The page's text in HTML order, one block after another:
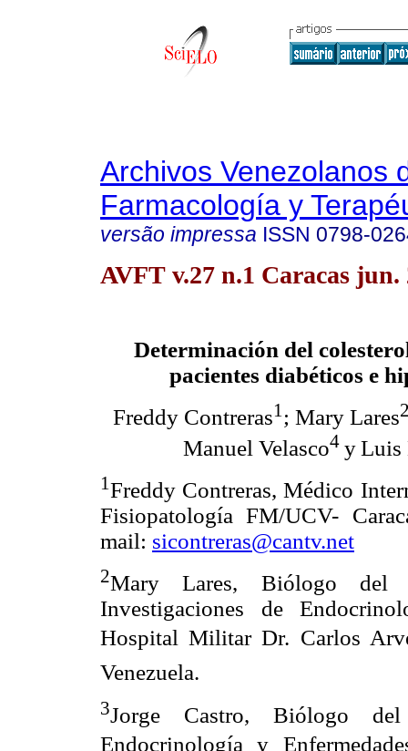
Archivos Venezolanos
Farmacología y
versão impressa ISSN 0798-
AVFT v.27 n.1 Caracas jun.
Determinación del
pacientes diabéticos e
Freddy Contreras1 ; Mary Lares
Manuel Velasco4 yLuis
1Freddy Contreras, Médico
Fisiopatología FM/UCV-
mail: sicontreras@cantv.net
2Mary Lares, Biólogo del
Investigaciones de
Hospital Militar Dr. Carlos
Venezuela.
3Jorge Castro, Biólogo
Endocrinología y